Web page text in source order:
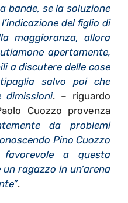
bande, se la soluzione
del figlio di
maggioranza, allora
apertamente,
a discutere delle cose
salvo poi che
dimissioni. – riguardo
Cuozzo provenza
da problemi
Pino Cuozzo
a questa
ragazzo in un’arena
.